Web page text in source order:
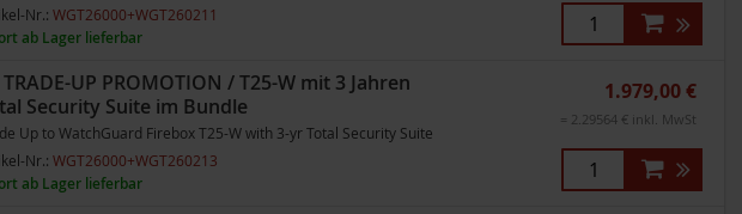
Nr.: WGT26000+WGT260211
ab Lager lieferbar
TRADE-UP PROMOTION / T25-W mit 3 Jahren
Security Suite im Bundle
Up to WatchGuard Firebox T25-W with 3-yr Total Security Suite
Nr.: WGT26000+WGT260213
ab Lager lieferbar
1.979,00 €
= 2.29564 € inkl. MwSt